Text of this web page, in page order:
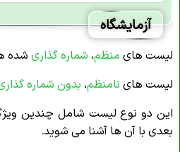
آزمایشگاه
لیست های منظم، شماره گذاری شده
لیست های نامنظم، بدون شماره
این دو نوع لیست شامل چندین
بعدی با آن ها آشنا می شوید.